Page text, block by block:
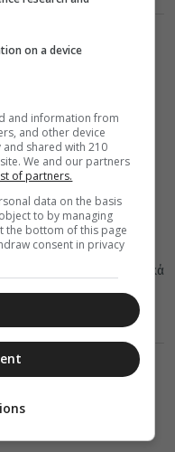
Εορτές και
πολιτικά, κοινωνικά
σαν σήμερα 18
on a device
and information from
and other device
shared with 210
We and our partners
of partners.
data on the basis
to by managing
the bottom of this page
consent in privacy